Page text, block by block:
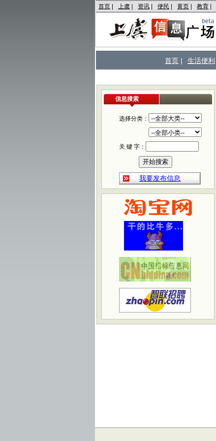
首页 上虞 资讯 便民 黄页 教育
首页 | 生活便利
信息搜索
选择分类：
关 键 字：
我要发布信息